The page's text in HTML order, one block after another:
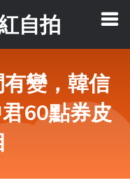
自拍
變，韓信
60點券皮